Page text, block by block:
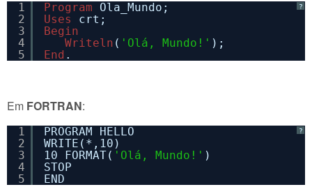
?
1
2
3
4
5
Program
Ola_Mundo;
Uses
crt;
Begin
Writeln ( 'Olá, Mundo!' );
End .
Em FORTRAN:
?
1
2
3
4
5
PROGRAM HELLO
WRITE(*,10)
10 FORMAT( 'Olá, Mundo!' )
STOP
END